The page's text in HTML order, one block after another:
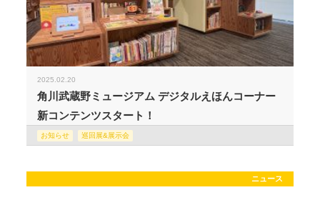
2025.02.20
角川武蔵野ミュージアム デジタルえほんコーナー
新コンテンツスタート！
お知らせ 巡回展&展示会
ニュース